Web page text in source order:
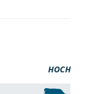
HOCH